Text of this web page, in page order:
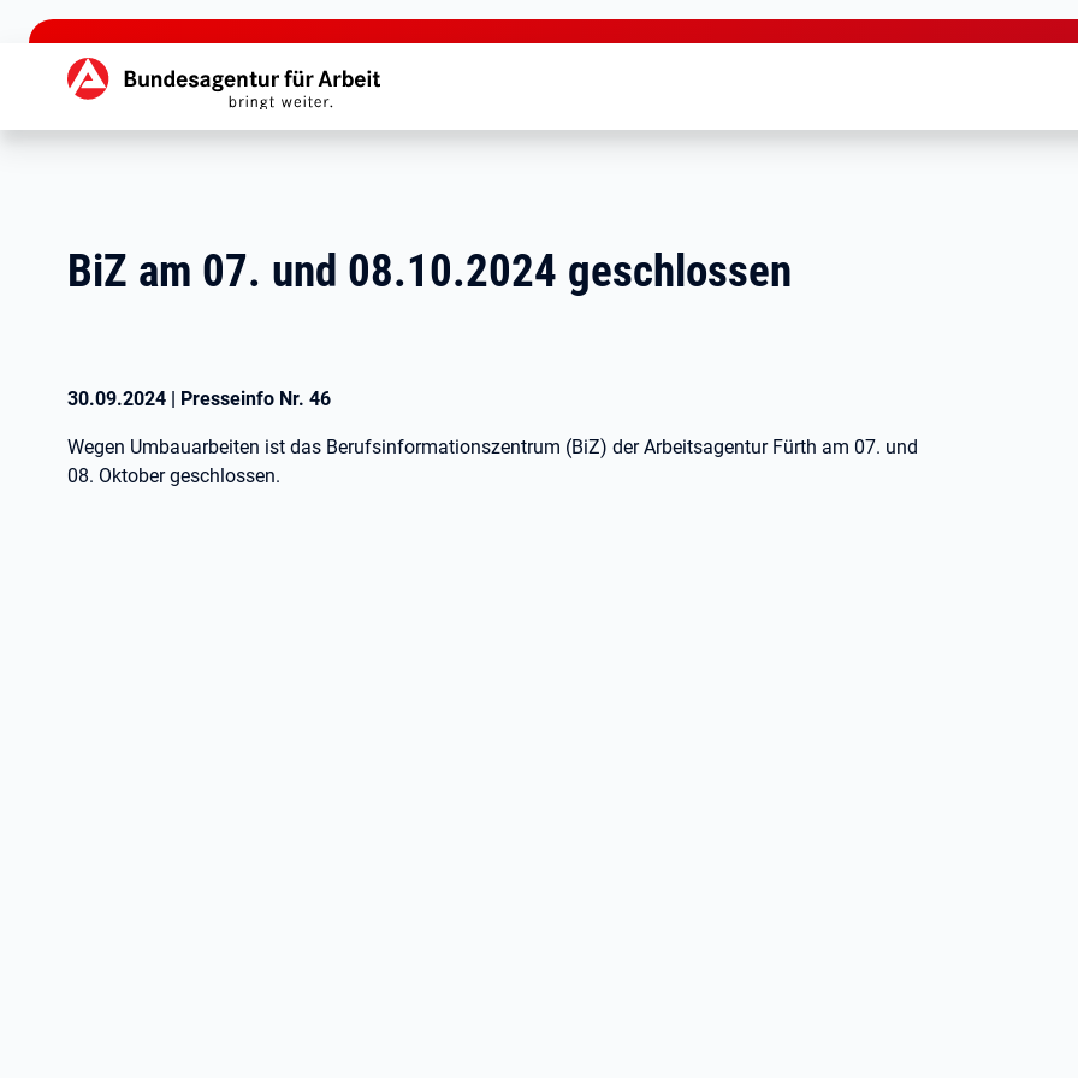
zu den Hauptinhalten springen
Hauptnavigation
BiZ am 07. und 08.10.2024 geschlossen
30.09.2024 | Presseinfo Nr. 46
Wegen Umbauarbeiten ist das Berufsinformationszentrum (BiZ) der Arbeitsagentur Fürth am 07. und
08. Oktober geschlossen.